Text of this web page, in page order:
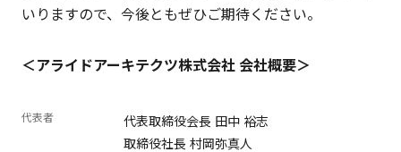
いりますので、今後ともぜひご期待ください。
＜アライドアーキテクツ株式会社 会社概要＞
代表者
代表取締役会長 田中 裕志
取締役社長 村岡弥真人